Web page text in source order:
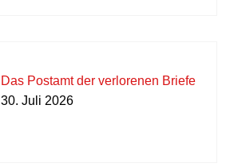
Das Postamt der verlorenen Briefe
30. Juli 2026